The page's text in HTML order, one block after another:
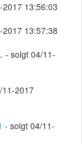
13:56:03
13:57:38
- solgt 04/11-
2017
- solgt 04/11-